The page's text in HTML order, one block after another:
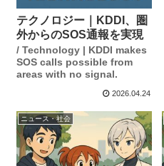
テクノロジー｜KDDI、圏
外からのSOS通報を実現
/ Technology | KDDI makes
SOS calls possible from
areas with no signal.
2026.04.24
ニュース・社会